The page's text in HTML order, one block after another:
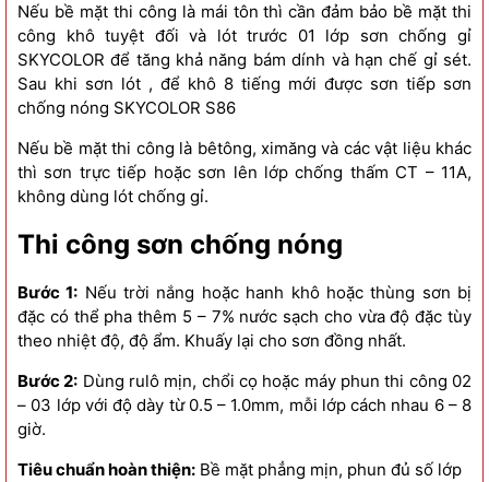
Nếu bề mặt thi công là mái tôn thì cần đảm bảo bề mặt thi
công khô tuyệt đối và lót trước 01 lớp sơn chống gỉ
SKYCOLOR để tăng khả năng bám dính và hạn chế gỉ sét.
Sau khi sơn lót , để khô 8 tiếng mới được sơn tiếp sơn
chống nóng SKYCOLOR S86
Nếu bề mặt thi công là bêtông, ximăng và các vật liệu khác
thì sơn trực tiếp hoặc sơn lên lớp chống thấm CT – 11A,
không dùng lót chống gỉ.
Thi công sơn chống nóng
Bước 1: Nếu trời nắng hoặc hanh khô hoặc thùng sơn bị
đặc có thể pha thêm 5 – 7% nước sạch cho vừa độ đặc tùy
theo nhiệt độ, độ ẩm. Khuấy lại cho sơn đồng nhất.
Bước 2: Dùng rulô mịn, chổi cọ hoặc máy phun thi công 02
– 03 lớp với độ dày từ 0.5 – 1.0mm, mỗi lớp cách nhau 6 – 8
giờ.
Tiêu chuẩn hoàn thiện: Bề mặt phẳng mịn, phun đủ số lớp